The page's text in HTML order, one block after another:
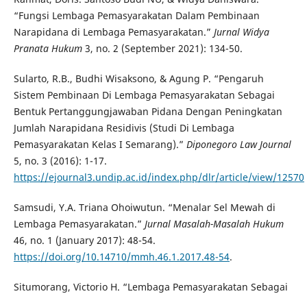
“Fungsi Lembaga Pemasyarakatan Dalam Pembinaan
Narapidana di Lembaga Pemasyarakatan.” Jurnal Widya
Pranata Hukum3, no. 2 (September 2021): 134-50.
Sularto, R.B., Budhi Wisaksono, & Agung P. “Pengaruh
Sistem Pembinaan Di Lembaga Pemasyarakatan Sebagai
Bentuk Pertanggungjawaban Pidana Dengan Peningkatan
Jumlah Narapidana Residivis (Studi Di Lembaga
Pemasyarakatan Kelas I Semarang).” Diponegoro Law Journal
5, no. 3 (2016): 1-17.
https://ejournal3.undip.ac.id/index.php/dlr/article/view/12570
Samsudi, Y.A. Triana Ohoiwutun. “Menalar Sel Mewah di
Lembaga Pemasyarakatan.” Jurnal Masalah-Masalah Hukum
46, no. 1 (January 2017): 48-54.
https://doi.org/10.14710/mmh.46.1.2017.48-54.
Situmorang, Victorio H. “Lembaga Pemasyarakatan Sebagai